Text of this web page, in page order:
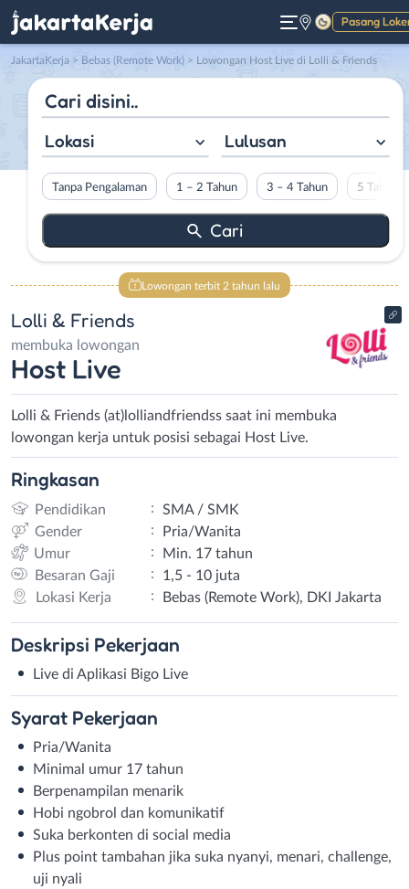
Pasang
Gelap
JakartaKerja > Bebas (Remote Work) > Lowongan Host Live di Lolli & Friends
Lokasi Lulusan
Tanpa Pengalaman 1 – 2 Tahun 3 – 4 Tahun 5 Tahun
Lowongan terbit 2 tahun lalu
Lolli & Friends
membuka lowongan
Host Live
Lolli & Friends (at)lolliandfriendss saat ini membuka
lowongan kerja untuk posisi sebagai Host Live.
Ringkasan
Pendidikan :
SMA / SMK
Gender
:
Pria/Wanita
Umur
:
Min. 17 tahun
Besaran Gaji
:
1,5 - 10 juta
Lokasi Kerja
: Bebas (Remote Work), DKI Jakarta
Deskripsi Pekerjaan
Live di Aplikasi Bigo Live
Syarat Pekerjaan
Pria/Wanita
Minimal umur 17 tahun
Berpenampilan menarik
Hobi ngobrol dan komunikatif
Suka berkonten di social media
Plus point tambahan jika suka nyanyi, menari, challenge,
uji nyali